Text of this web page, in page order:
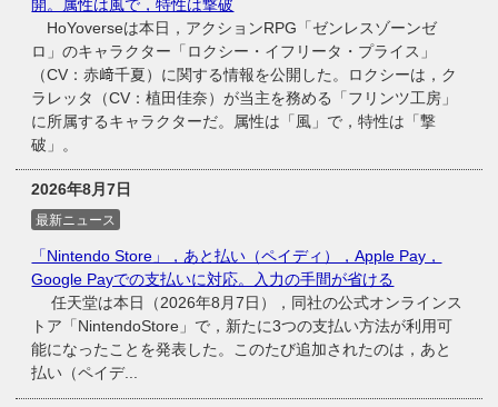
開。属性は風で，特性は撃破
HoYoverseは本日，アクションRPG「ゼンレスゾーンゼ
ロ」のキャラクター「ロクシー・イフリータ・プライス」
（CV：赤﨑千夏）に関する情報を公開した。ロクシーは，ク
ラレッタ（CV：植田佳奈）が当主を務める「フリンツ工房」
に所属するキャラクターだ。属性は「風」で，特性は「撃
破」。
2026年8月7日
最新ニュース
「Nintendo Store」，あと払い（ペイディ），Apple Pay，
Google Payでの支払いに対応。入力の手間が省ける
任天堂は本日（2026年8月7日），同社の公式オンラインス
トア「NintendoStore」で，新たに3つの支払い方法が利用可
能になったことを発表した。このたび追加されたのは，あと
払い（ペイデ...